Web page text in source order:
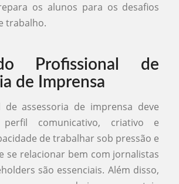
os alunos para os desafios
trabalho.
Profissional de
de Imprensa
de assessoria de imprensa deve
comunicativo, criativo e
de trabalhar sob pressão e
se relacionar bem com jornalistas
são essenciais. Além disso,